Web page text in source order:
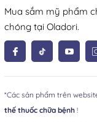
Mua sắm mỹ phẩm
chóng tại Oladori.
*Các sản phẩm trên
thế thuốc chữa bệnh !